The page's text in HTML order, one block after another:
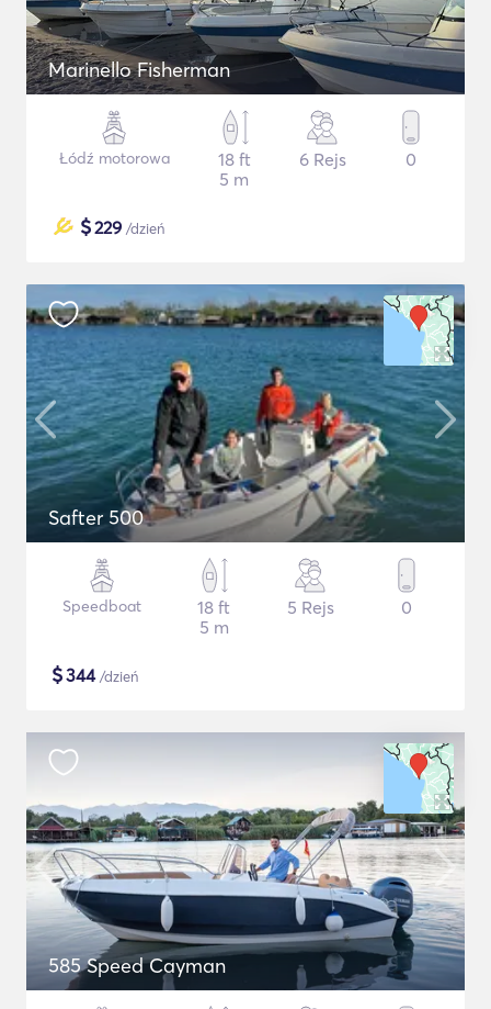
Marinello Fisherman
Łódź motorowa
18 ft
5 m
6 Rejs 0
$229 /dzień
Safter 500
Speedboat
18 ft
5 m
5 Rejs 0
$344/dzień
585 Speed Cayman